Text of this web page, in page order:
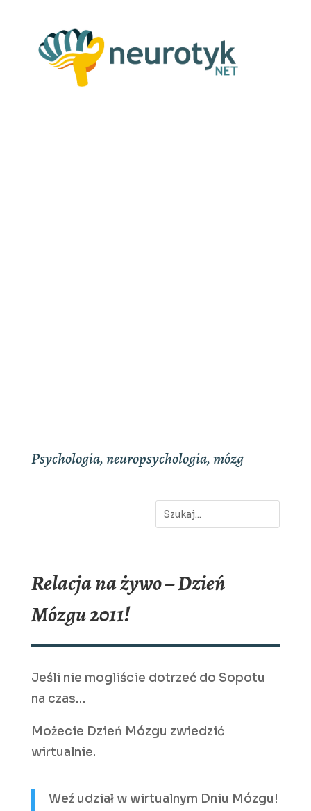
Psychologia, neuropsychologia, mózg
Relacja na żywo – Dzień
Mózgu 2011!
Jeśli nie mogliście dotrzeć do Sopotu
na czas…
Możecie Dzień Mózgu zwiedzić
wirtualnie.
Weź udział w wirtualnym Dniu Mózgu!